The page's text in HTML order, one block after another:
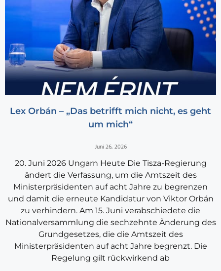
Lex Orbán – „Das betrifft mich nicht, es geht
um mich“
Juni 26, 2026
20. Juni 2026 Ungarn Heute Die Tisza-Regierung
ändert die Verfassung, um die Amtszeit des
Ministerpräsidenten auf acht Jahre zu begrenzen
und damit die erneute Kandidatur von Viktor Orbán
zu verhindern. Am 15. Juni verabschiedete die
Nationalversammlung die sechzehnte Änderung des
Grundgesetzes, die die Amtszeit des
Ministerpräsidenten auf acht Jahre begrenzt. Die
Regelung gilt rückwirkend ab